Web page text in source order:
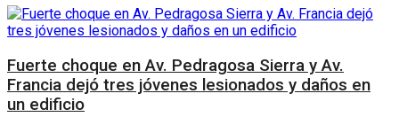
Fuerte choque en Av. Pedragosa Sierra y Av.
Francia dejó tres jóvenes lesionados y daños en
un edificio